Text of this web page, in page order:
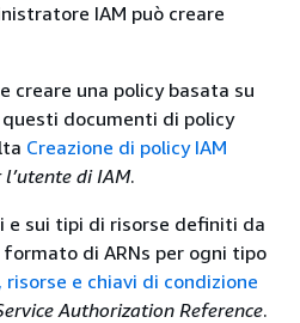
IAM può creare
creare una policy basata su
documenti di policy
Creazione di policy IAM
l’utente di IAM.
e sui tipi di risorse definiti da
di ARNs per ogni tipo
risorse e chiavi di condizione
Authorization Reference.